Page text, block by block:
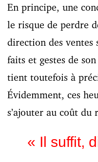
En principe, une
le risque de perdre
direction des ventes
faits et gestes de
tient toutefois à
Évidemment, ces
s’ajouter au coût
« Il suffit,